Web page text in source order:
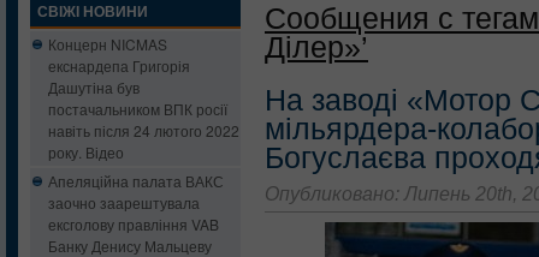
СВІЖІ НОВИНИ
Концерн NICMAS
екснардепа Григорія
Дашутіна був
постачальником ВПК росії
навіть після 24 лютого 2022
року. Відео
Апеляційна палата ВАКС
заочно заарештувала
ексголову правління VAB
Банку Денису Мальцеву
Сообщения с
Ділер»’
На заводі «Мотор
мільярдера-
Богуслаєва
Опубликовано: Липень 20th,